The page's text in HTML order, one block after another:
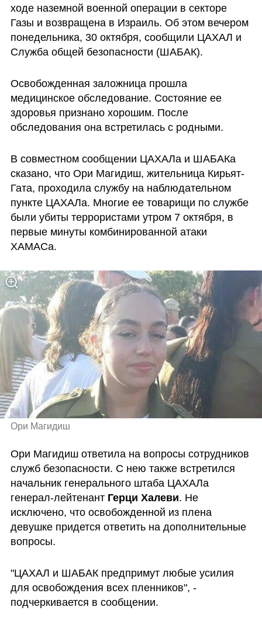
ходе наземной военной операции в секторе
Газы и возвращена в Израиль. Об этом вечером
понедельника, 30 октября, сообщили ЦАХАЛ и
Служба общей безопасности (ШАБАК).
Освобожденная заложница прошла
медицинское обследование. Состояние ее
здоровья признано хорошим. После
обследования она встретилась с родными.
В совместном сообщении ЦАХАЛа и ШАБАКа
сказано, что Ори Магидиш, жительница Кирьят-
Гата, проходила службу на наблюдательном
пункте ЦАХАЛа. Многие ее товарищи по службе
были убиты террористами утром 7 октября, в
первые минуты комбинированной атаки
ХАМАСа.
Ори Магидиш
Ори Магидиш ответила на вопросы сотрудников
служб безопасности. С нею также встретился
начальник генерального штаба ЦАХАЛа
генерал-лейтенант Герци Халеви. Не
исключено, что освобожденной из плена
девушке придется ответить на дополнительные
вопросы.
"ЦАХАЛ и ШАБАК предпримут любые усилия
для освобождения всех пленников", -
подчеркивается в сообщении.